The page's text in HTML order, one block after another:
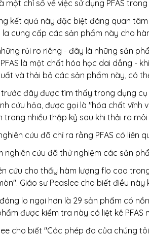
một chỉ số về việc sử dụng PFAS
kết quả này đặc biệt đáng quan
cung cấp các sản phẩm này cho
rủi ro riêng - đây là những sản
là một chất hóa học dai dẳng -
và thải bỏ các sản phẩm này, có
trước đây được tìm thấy trong dụng
cứu hỏa, được gọi là "hóa chất vĩnh
trong nhiều thập kỷ sau khi thải ra
cứu đã chỉ ra rằng PFAS có liên
nghiên cứu đã thử nghiệm các sản
cứu cho thấy hàm lượng flo cao
Giáo sư Peaslee cho biết điều
lo ngại hơn là 29 sản phẩm có
được kiểm tra này có liệt kê
cho biết "Các phép đo của chúng